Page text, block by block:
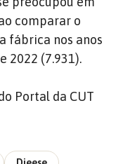
comparar o
fábrica nos anos
2022 (7.931).
Portal da CUT